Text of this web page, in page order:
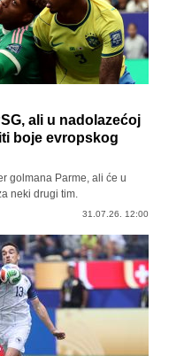
ali u nadolazećoj
boje evropskog
golmana Parme, ali će u
neki drugi tim.
31.07.26. 12:00